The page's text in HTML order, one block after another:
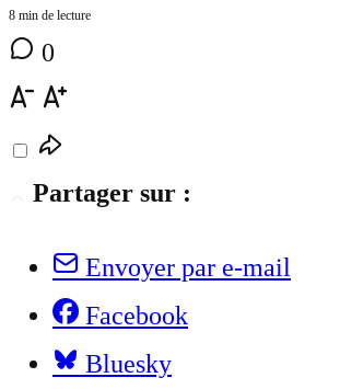
8 min de lecture
0
Partager sur :
Envoyer par e-mail
Facebook
Bluesky